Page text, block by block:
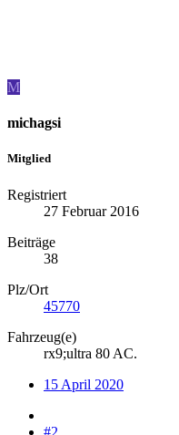
M
michagsi
Mitglied
Registriert
27 Februar 2016
Beiträge
38
Plz/Ort
45770
Fahrzeug(e)
rx9;ultra 80 AC.
15 April 2020
#2